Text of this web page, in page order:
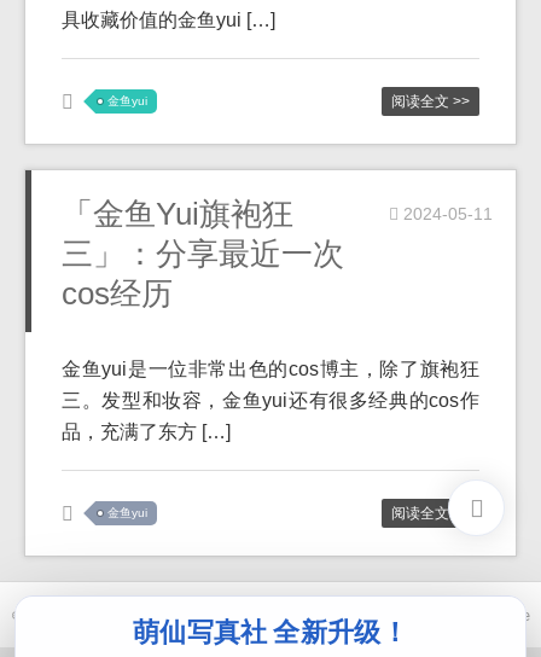
具收藏价值的金鱼yui […]
金鱼yui 阅读全文 >>
「金鱼Yui旗袍狂
三」：分享最近一次
cos经历
2024-05-11
金鱼yui是一位非常出色的cos博主，除了旗袍狂
三。发型和妆容，金鱼yui还有很多经典的cos作
品，充满了东方 […]
金鱼yui 阅读全文 >>
萌仙写真社 全新升级！
© 2021-2026 优马卿 | ICP备案 XXX 号 | Themeckvearm by ttcrivpe